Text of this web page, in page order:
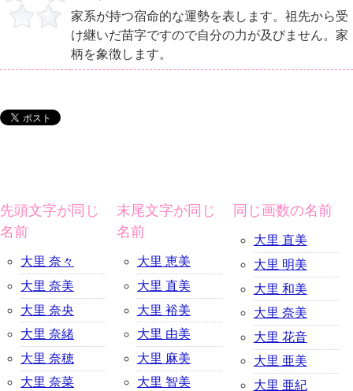
家系が持つ宿命的な運勢を表します。祖先から受
け継いだ苗字ですので自分の力が及びません。家
柄を象徴します。
先頭文字が同じ
名前
大里 奈々
大里 奈美
大里 奈央
大里 奈緒
大里 奈穂
大里 奈菜
末尾文字が同じ
名前
大里 恵美
大里 直美
大里 裕美
大里 由美
大里 麻美
大里 智美
同じ画数の名前
大里 直美
大里 明美
大里 和美
大里 奈美
大里 花音
大里 亜美
大里 亜紀